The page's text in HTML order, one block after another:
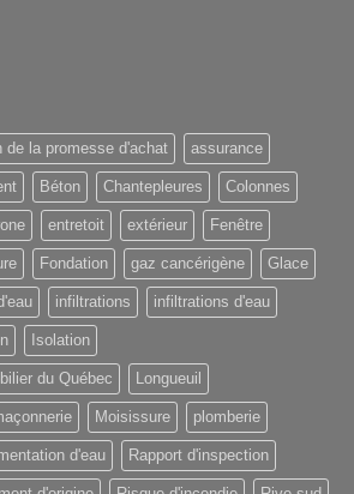
de la promesse d'achat assurance
Béton Chantepleures Colonnes
entretoit extérieur Fenêtre
Fondation gaz cancérigène Glace
infiltrations infiltrations d'eau
Isolation
du Québec Longueuil
Moisissure plomberie
d'eau Rapport d'inspection